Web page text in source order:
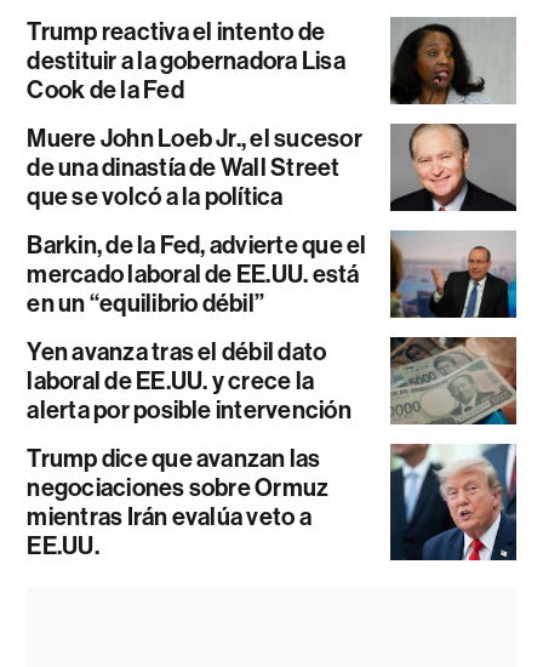
Trump reactiva el intento de
destituir a la gobernadora Lisa
Cook de la Fed
Muere John Loeb Jr., el sucesor
de una dinastía de Wall Street
que se volcó a la política
Barkin, de la Fed, advierte que el
mercado laboral de EE.UU. está
en un “equilibrio débil”
Yen avanza tras el débil dato
laboral de EE.UU. y crece la
alerta por posible intervención
Trump dice que avanzan las
negociaciones sobre Ormuz
mientras Irán evalúa veto a
EE.UU.